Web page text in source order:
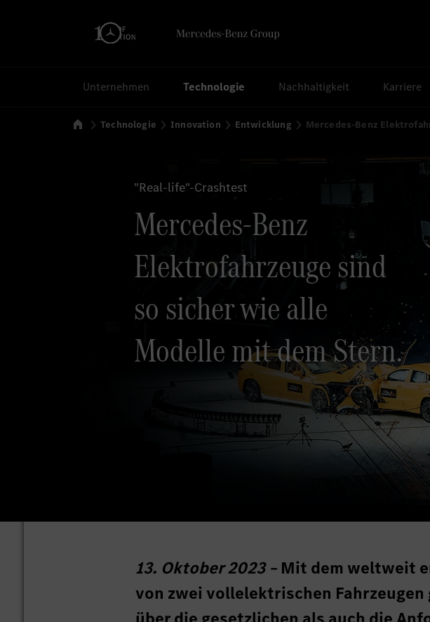
Unternehmen Technologie Nachhaltigkeit Karriere
Startseite
Technologie Innovation Entwicklung Mercedes-Benz
"Real-life"-Crashtest
Mercedes-Benz
Elektrofahrzeuge sind
so sicher wie alle
Modelle mit dem Stern.
13. Oktober 2023 – Mit dem weltweit
von zwei vollelektrischen